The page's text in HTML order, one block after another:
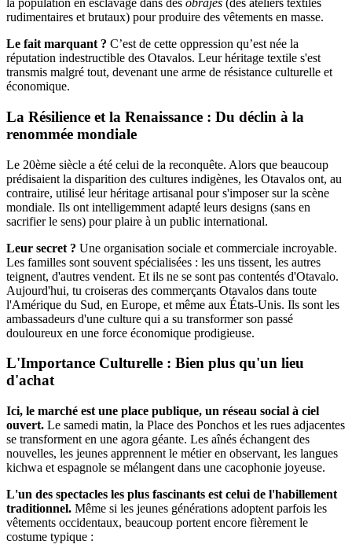
la population en esclavage dans des obrajes (des ateliers textiles
rudimentaires et brutaux) pour produire des vêtements en masse.
Le fait marquant ? C’est de cette oppression qu’est née la
réputation indestructible des Otavalos. Leur héritage textile s'est
transmis malgré tout, devenant une arme de résistance culturelle et
économique.
La Résilience et la Renaissance : Du déclin à la
renommée mondiale
Le 20ème siècle a été celui de la reconquête. Alors que beaucoup
prédisaient la disparition des cultures indigènes, les Otavalos ont, au
contraire, utilisé leur héritage artisanal pour s'imposer sur la scène
mondiale. Ils ont intelligemment adapté leurs designs (sans en
sacrifier le sens) pour plaire à un public international.
Leur secret ? Une organisation sociale et commerciale incroyable.
Les familles sont souvent spécialisées : les uns tissent, les autres
teignent, d'autres vendent. Et ils ne se sont pas contentés d'Otavalo.
Aujourd'hui, tu croiseras des commerçants Otavalos dans toute
l'Amérique du Sud, en Europe, et même aux États-Unis. Ils sont les
ambassadeurs d'une culture qui a su transformer son passé
douloureux en une force économique prodigieuse.
L'Importance Culturelle : Bien plus qu'un lieu
d'achat
Ici, le marché est une place publique, un réseau social à ciel
ouvert. Le samedi matin, la Place des Ponchos et les rues adjacentes
se transforment en une agora géante. Les aînés échangent des
nouvelles, les jeunes apprennent le métier en observant, les langues
kichwa et espagnole se mélangent dans une cacophonie joyeuse.
L'un des spectacles les plus fascinants est celui de l'habillement
traditionnel. Même si les jeunes générations adoptent parfois les
vêtements occidentaux, beaucoup portent encore fièrement le
costume typique :